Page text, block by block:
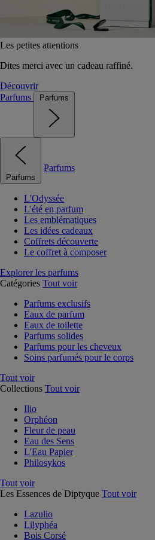
Les petites attentions
Dites merci avec un cadeau raffiné.
Découvrir
Parfums
Parfums
Parfums
Parfums
L'Odyssée
L'été en parfum
Les emblématiques
Les idées cadeaux
Coffrets découverte
Le coffret à composer
Explorer les parfums
Catégories Tout voir
Parfums exclusifs
Eaux de parfum
Eaux de toilette
Parfums solides
Parfums pour les cheveux
Soins parfumés pour le corps
Tout voir
Collections Tout voir
Ilio
Orphéon
Fleur de peau
Eau des Sens
L'Eau Papier
Philosykos
Tout voir
Les Essences de Diptyque Tout voir
Lazulio
Lilyphéa
Bois Corsé